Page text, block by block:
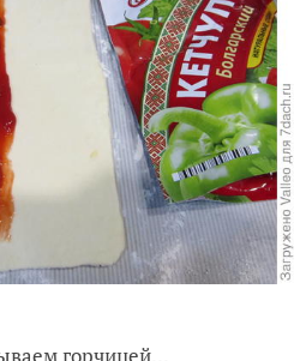
горчицей...